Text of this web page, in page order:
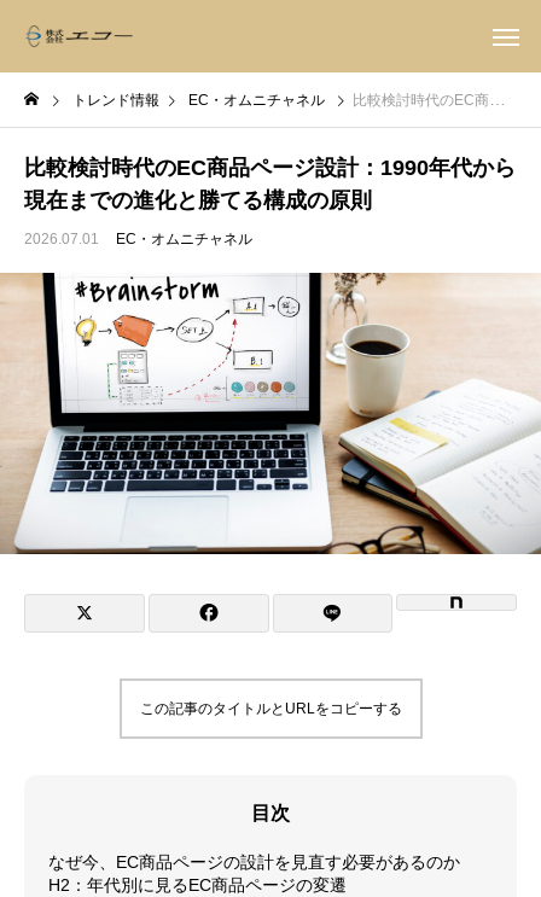
トレンド情報 EC・オムニチャネル 比較検討時代のEC商品ページ設計：1990年代から現在までの進化と勝てる構成の原則
比較検討時代のEC商品ページ設計：1990年代から
現在までの進化と勝てる構成の原則
2026.07.01 EC・オムニチャネル
この記事のタイトルとURLをコピーする
目次
なぜ今、EC商品ページの設計を見直す必要があるのか
H2：年代別に見るEC商品ページの変遷